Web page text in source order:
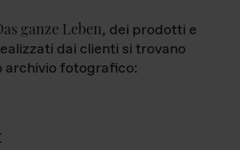
ganze Leben, dei prodotti e
dai clienti si trovano
archivio fotografico: